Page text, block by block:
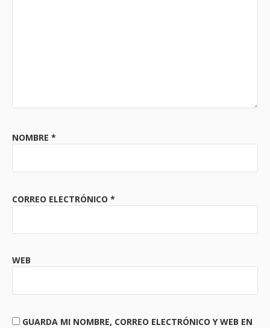
NOMBRE *
CORREO ELECTRÓNICO *
WEB
GUARDA MI NOMBRE, CORREO ELECTRÓNICO Y WEB EN